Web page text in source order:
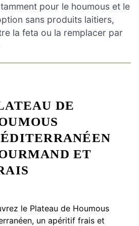
pour le houmous et le
sans produits laitiers,
la feta ou la remplacer par
DE
ET
le Plateau de Houmous
un apéritif frais et